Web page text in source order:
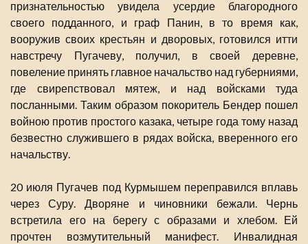
признательностью увидела усердие благородного
своего подданного, и граф Панин, в то время как,
вооружив своих крестьян и дворовых, готовился итти
навстречу Пугачеву, получил, в своей деревне,
повеление принять главное начальство над губерниями,
где свирепствовал мятеж, и над войсками туда
посланными. Таким образом покоритель Бендер пошел
войною против простого казака, четыре года тому назад
безвестно служившего в рядах войска, вверенного его
начальству.
20 июля Пугачев под Курмышем переправился вплавь
через Суру. Дворяне и чиновники бежали. Чернь
встретила его на берегу с образами и хлебом. Ей
прочтен возмутительный манифест. Инвалидная